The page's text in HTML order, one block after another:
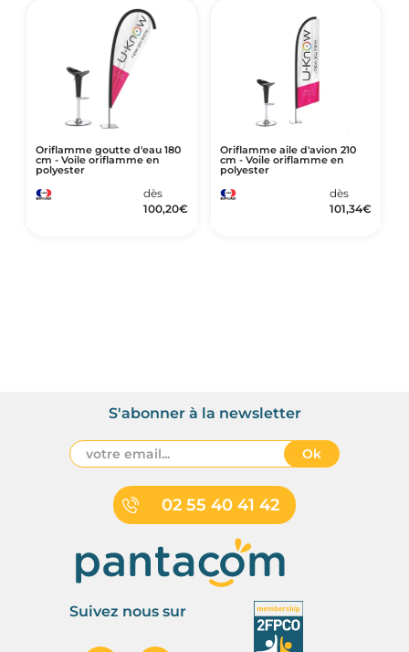
Oriflamme goutte d'eau 180
cm - Voile oriflamme en
polyester
dès
100,20€
Oriflamme aile d'avion 210
cm - Voile oriflamme en
polyester
dès
101,34€
02 55 40 41 42
S'abonner à la newsletter
Ok
Suivez nous sur